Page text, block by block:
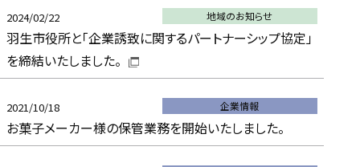
2024/02/22 地域のお知らせ
羽生市役所と「企業誘致に関するパートナーシップ協定」
を締結いたしました。
2021/10/18 企業情報
お菓子メーカー様の保管業務を開始いたしました。